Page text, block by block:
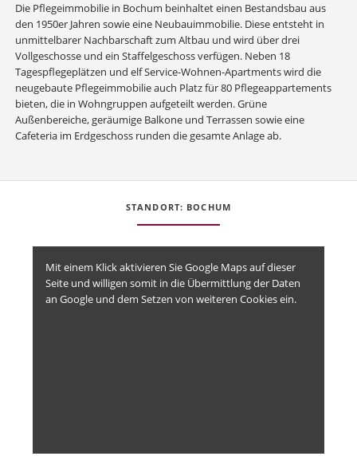
Die Pflegeimmobilie in Bochum beinhaltet einen Bestandsbau aus
den 1950er Jahren sowie eine Neubauimmobilie. Diese entsteht in
unmittelbarer Nachbarschaft zum Altbau und wird über drei
Vollgeschosse und ein Staffelgeschoss verfügen. Neben 18
Tagespflegeplätzen und elf Service-Wohnen-Apartments wird die
neugebaute Pflegeimmobilie auch Platz für 80 Pflegeappartements
bieten, die in Wohngruppen aufgeteilt werden. Grüne
Außenbereiche, geräumige Balkone und Terrassen sowie eine
Cafeteria im Erdgeschoss runden die gesamte Anlage ab.
STANDORT: BOCHUM
Mit einem Klick aktivieren Sie Google Maps auf dieser
Seite und willigen somit in die Übermittlung der Daten
an Google und dem Setzen von weiteren Cookies ein.